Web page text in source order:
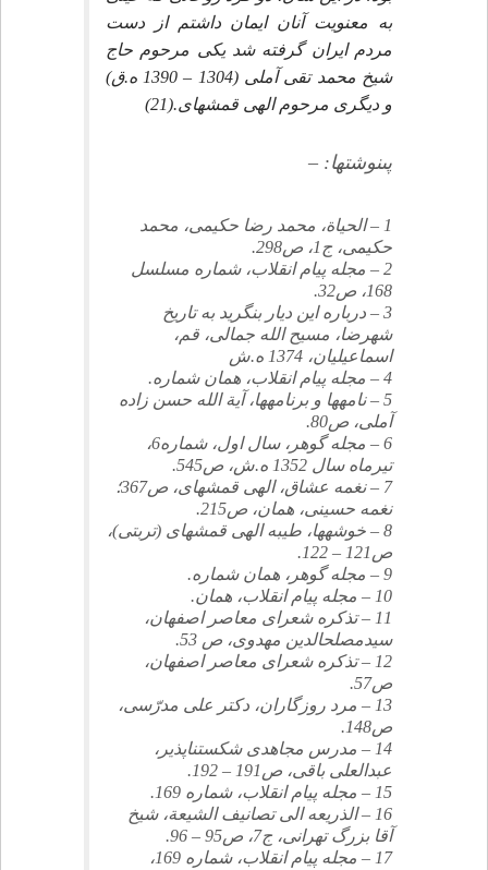
به معنويت آنان ايمان داشتم از دست
مردم ايران گرفته شد يكى مرحوم حاج
شيخ محمد تقى آملى (1304 – 1390 ه.ق)
و ديگرى مرحوم الهى قمشه‏اى.(21)
پى‏نوشت‏ها: –
1 – الحياة، محمد رضا حكيمى، محمد
حكيمى، ج‏1، ص‏298.
2 – مجله پيام انقلاب، شماره مسلسل
168، ص‏32.
3 – درباره اين ديار بنگريد به تاريخ
شهرضا، مسيح الله جمالى، قم،
اسماعيليان، 1374 ه.ش‏
4 – مجله پيام انقلاب، همان شماره.
5 – نامه‏ها و برنامه‏ها، آية الله حسن زاده
آملى، ص‏80.
6 – مجله گوهر، سال اول، شماره‏6،
تيرماه سال 1352 ه.ش، ص‏545.
7 – نغمه عشاق، الهى قمشه‏اى، ص‏367؛
نغمه حسينى، همان، ص‏215.
8 – خوشه‏ها، طيبه الهى قمشه‏اى (تربتى)،
ص‏121 – 122.
9 – مجله گوهر، همان شماره.
10 – مجله پيام انقلاب، همان.
11 – تذكره شعراى معاصر اصفهان،
سيدمصلح‏الدين مهدوى، ص 53.
12 – تذكره شعراى معاصر اصفهان،
ص‏57.
13 – مرد روزگاران، دكتر على مدرّسى،
ص‏148.
14 – مدرس مجاهدى شكست‏ناپذير،
عبدالعلى باقى، ص‏191 – 192.
15 – مجله پيام انقلاب، شماره 169.
16 – الذريعه الى تصانيف الشيعة، شيخ
آقا بزرگ تهرانى، ج‏7، ص‏95 – 96.
17 – مجله پيام انقلاب، شماره 169،